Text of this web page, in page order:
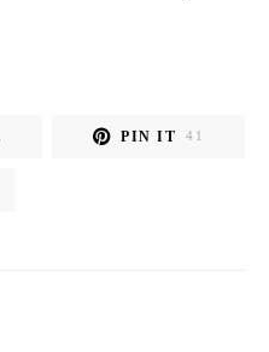
PIN IT 41